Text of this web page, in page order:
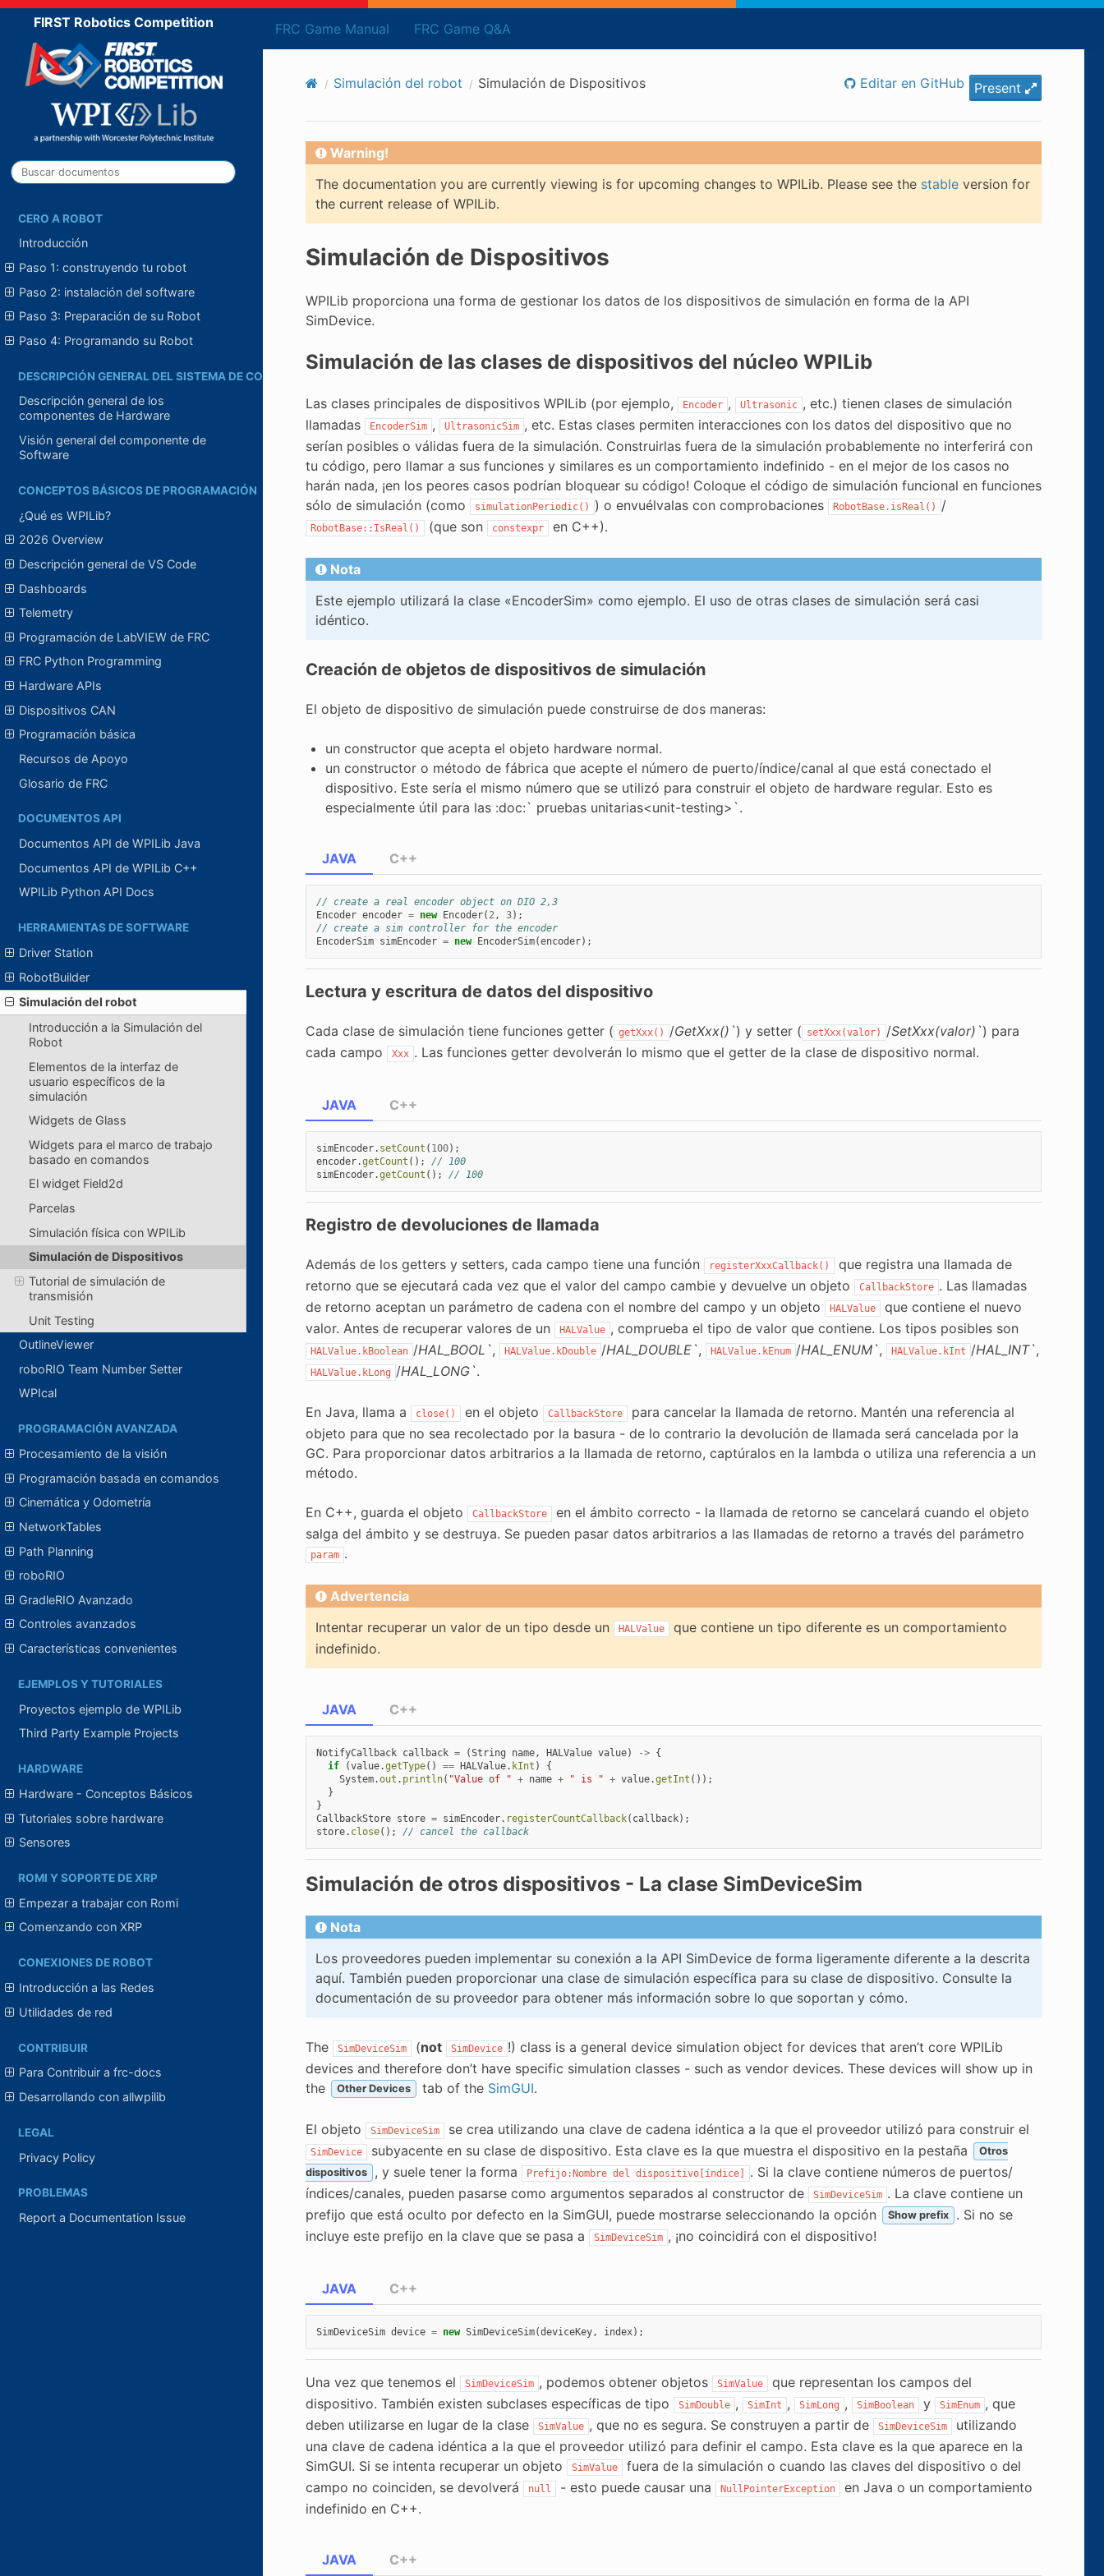
FRC Game Manual FRC Game Q&A
FIRST Robotics Competition
CERO A ROBOT
Introducción
Paso 1: construyendo tu robot
Paso 2: instalación del software
Paso 3: Preparación de su Robot
Paso 4: Programando su Robot
DESCRIPCIÓN GENERAL DEL SISTEMA DE CONTROL
Descripción general de los
componentes de Hardware
Visión general del componente de
Software
CONCEPTOS BÁSICOS DE PROGRAMACIÓN
¿Qué es WPILib?
2026 Overview
Descripción general de VS Code
Dashboards
Telemetry
Programación de LabVIEW de FRC
FRC Python Programming
Hardware APIs
Dispositivos CAN
Programación básica
Recursos de Apoyo
Glosario de FRC
DOCUMENTOS API
Documentos API de WPILib Java
Documentos API de WPILib C++
WPILib Python API Docs
HERRAMIENTAS DE SOFTWARE
Driver Station
RobotBuilder
Simulación del robot
Introducción a la Simulación del
Robot
Elementos de la interfaz de
usuario específicos de la
simulación
Widgets de Glass
Widgets para el marco de trabajo
basado en comandos
El widget Field2d
Parcelas
Simulación física con WPILib
Simulación de Dispositivos
Tutorial de simulación de
transmisión
Unit Testing
OutlineViewer
roboRIO Team Number Setter
WPIcal
PROGRAMACIÓN AVANZADA
Procesamiento de la visión
Programación basada en comandos
Cinemática y Odometría
NetworkTables
Path Planning
roboRIO
GradleRIO Avanzado
Controles avanzados
Características convenientes
EJEMPLOS Y TUTORIALES
Proyectos ejemplo de WPILib
Third Party Example Projects
HARDWARE
Hardware - Conceptos Básicos
Tutoriales sobre hardware
Sensores
ROMI Y SOPORTE DE XRP
Empezar a trabajar con Romi
Comenzando con XRP
CONEXIONES DE ROBOT
Introducción a las Redes
Utilidades de red
CONTRIBUIR
Para Contribuir a frc-docs
Desarrollando con allwpilib
LEGAL
Privacy Policy
PROBLEMAS
Report a Documentation Issue
Simulación del robot Simulación de Dispositivos Present
Editar en GitHub
Warning!
The documentation you are currently viewing is for upcoming changes to WPILib. Please see the stableversion for
the current release of WPILib.
Simulación de Dispositivos
WPILib proporciona una forma de gestionar los datos de los dispositivos de simulación en forma de la API
SimDevice.
Simulación de las clases de dispositivos del núcleo WPILib
Las clases principales de dispositivos WPILib (por ejemplo, Encoder , Ultrasonic , etc.) tienen clases de simulación
llamadas
EncoderSim , UltrasonicSim , etc. Estas clases permiten interacciones con los datos del dispositivo que no
serían posibles o válidas fuera de la simulación. Construirlas fuera de la simulación probablemente no interferirá con
tu código, pero llamar a sus funciones y similares es un comportamiento indefinido - en el mejor de los casos no
harán nada, ¡en los peores casos podrían bloquear su código! Coloque el código de simulación funcional en funciones
sólo de simulación (como
simulationPeriodic() ) o envuélvalas con comprobaciones RobotBase.isReal() /
RobotBase::IsReal() (que son constexpr en C++).
Nota
Este ejemplo utilizará la clase «EncoderSim» como ejemplo. El uso de otras clases de simulación será casi
idéntico.
Creación de objetos de dispositivos de simulación
El objeto de dispositivo de simulación puede construirse de dos maneras:
un constructor que acepta el objeto hardware normal.
un constructor o método de fábrica que acepte el número de puerto/índice/canal al que está conectado el
dispositivo. Este sería el mismo número que se utilizó para construir el objeto de hardware regular. Esto es
especialmente útil para las :doc:` pruebas unitarias<unit-testing>`.
JAVA
// create a real encoder object on DIO 2,3
Encoder encoder = new Encoder( 2, 3);
// create a sim controller for the encoder
EncoderSim simEncoder = new EncoderSim(encoder);
C++
Lectura y escritura de datos del dispositivo
Cada clase de simulación tiene funciones getter ( getXxx() /GetXxx()`) y setter ( setXxx(valor) /SetXxx(valor)`) para
cada campo
Xxx . Las funciones getter devolverán lo mismo que el getter de la clase de dispositivo normal.
JAVA
simEncoder. setCount ( 100);
encoder.getCount ();
// 100
simEncoder.getCount (); // 100
C++
Registro de devoluciones de llamada
Además de los getters y setters, cada campo tiene una función registerXxxCallback()
que registra una llamada de
retorno que se ejecutará cada vez que el valor del campo cambie y devuelve un objeto
CallbackStore . Las llamadas
de retorno aceptan un parámetro de cadena con el nombre del campo y un objeto
HALValue
que contiene el nuevo
valor. Antes de recuperar valores de un
HALValue , comprueba el tipo de valor que contiene. Los tipos posibles son
HALValue.kBoolean /HAL_BOOL`, HALValue.kDouble /HAL_DOUBLE`, HALValue.kEnum /HAL_ENUM`, HALValue.kInt /HAL_INT`,
HALValue.kLong /HAL_LONG`.
En Java, llama a close() en el objeto CallbackStore
para cancelar la llamada de retorno. Mantén una referencia al
objeto para que no sea recolectado por la basura - de lo contrario la devolución de llamada será cancelada por la
GC. Para proporcionar datos arbitrarios a la llamada de retorno, captúralos en la lambda o utiliza una referencia a un
método.
En C++, guarda el objeto CallbackStore
en el ámbito correcto - la llamada de retorno se cancelará cuando el objeto
salga del ámbito y se destruya. Se pueden pasar datos arbitrarios a las llamadas de retorno a través del parámetro
param .
Advertencia
Intentar recuperar un valor de un tipo desde un
HALValue
que contiene un tipo diferente es un comportamiento
indefinido.
JAVA
NotifyCallback callback = (String name, HALValue value) -> {
if
(value.getType() == HALValue. kInt )
{
System.out . println( "Value of " + name + " is " + value.getInt ());
}
}
CallbackStore store = simEncoder. registerCountCallback( callback);
store. close(); // cancel the callback
C++
Simulación de otros dispositivos - La clase SimDeviceSim
Nota
Los proveedores pueden implementar su conexión a la API SimDevice de forma ligeramente diferente a la descrita
aquí. También pueden proporcionar una clase de simulación específica para su clase de dispositivo. Consulte la
documentación de su proveedor para obtener más información sobre lo que soportan y cómo.
The SimDeviceSim (not SimDevice !) class is a general device simulation object for devices that aren’t core WPILib
devices and therefore don’t have specific simulation classes - such as vendor devices. These devices will show up in
the
Other Devices tab of the SimGUI.
El objeto SimDeviceSim se crea utilizando una clave de cadena idéntica a la que el proveedor utilizó para construir el
SimDevice subyacente en su clase de dispositivo. Esta clave es la que muestra el dispositivo en la pestaña
Otros
dispositivos
, y suele tener la forma Prefijo:Nombre del dispositivo[índice]
. Si la clave contiene números de puertos/
índices/canales, pueden pasarse como argumentos separados al constructor de
SimDeviceSim . La clave contiene un
prefijo que está oculto por defecto en la SimGUI, puede mostrarse seleccionando la opción
Show prefix
. Si no se
incluye este prefijo en la clave que se pasa a
SimDeviceSim , ¡no coincidirá con el dispositivo!
JAVA
SimDeviceSim device = new SimDeviceSim(deviceKey, index);
C++
Una vez que tenemos el SimDeviceSim , podemos obtener objetos SimValue
que representan los campos del
dispositivo. También existen subclases específicas de tipo
SimDouble , SimInt , SimLong , SimBoolean y SimEnum , que
deben utilizarse en lugar de la clase
SimValue , que no es segura. Se construyen a partir de SimDeviceSim
utilizando
una clave de cadena idéntica a la que el proveedor utilizó para definir el campo. Esta clave es la que aparece en la
SimGUI. Si se intenta recuperar un objeto
SimValue
fuera de la simulación o cuando las claves del dispositivo o del
campo no coinciden, se devolverá
null - esto puede causar una NullPointerException
en Java o un comportamiento
indefinido en C++.
JAVA C++